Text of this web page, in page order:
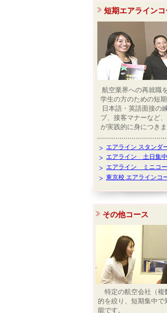
短期エアラインコ
航空業界への再就職
学生の方のための短期
日本語・英語面接の
プ、接客マナーなど
が実践的に身につきま
エアライン スタンダ
エアライン 土日集
エアライン ミニコ
東京校 エアラインコ
その他コース
特定の航空会社（複
的を絞り、短期集中で
能です。